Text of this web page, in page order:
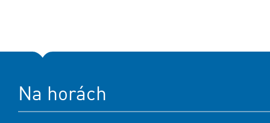
Na horách